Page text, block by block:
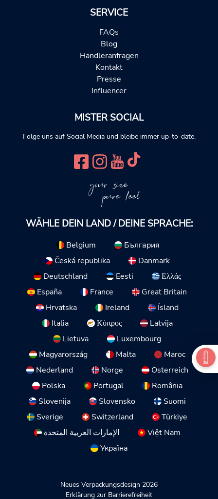
SERVICE
FAQs
Blog
Händleranfragen
Kontakt
Presse
Influencer
MISTER SOCIAL
Folge uns auf Social Media und bleibe immer up-to-date.
your size
pure feel
WÄHLE DEIN LAND / DEINE SPRACHE:
Belgium
България
Česká republika
Danmark
Deutschland
Eesti
Ελλάς
España
France
Great Britain
Hrvatska
Ireland
Ísland
Italia
Κύπρος
Latvija
Lietuva
Luxembourg
Magyarország
Malta
Maroc
Nederland
Norge
Österreich
Polska
Portugal
România
Slovenija
Slovensko
Suomi
Sverige
Switzerland
Türkiye
الإمارات العربية المتحدة
Việt Nam
Україна
Neues Verpackungsdesign 2026
Erklärung zur Barrierefreiheit